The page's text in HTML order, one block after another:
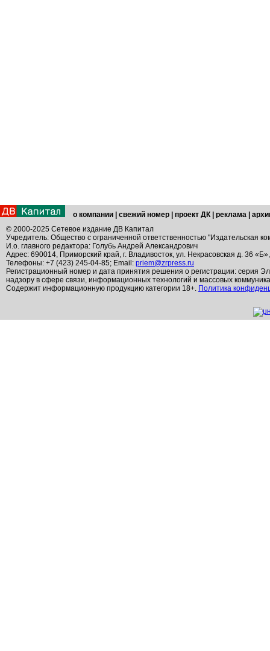
о компании свежий номер проект ДК реклама
© 2000-2025 Сетевое издание ДВ Капитал
Учредитель: Общество с ограниченной ответственностью "Издательская
И.о. главного редактора: Голубь Андрей Александрович
Адрес: 690014, Приморский край, г. Владивосток, ул. Некрасовская д. 36
Телефоны: +7 (423) 245-04-85; Email: priem@zrpress.ru
Регистрационный номер и дата принятия решения о регистрации: серия
надзору в сфере связи, информационных технологий и массовых
Содержит информационную продукцию категории 18+. Политика